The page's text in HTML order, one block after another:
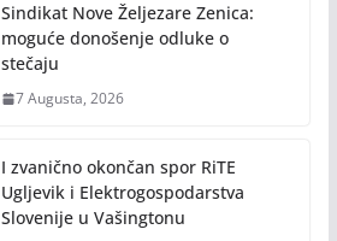
Sindikat Nove Željezare Zenica:
moguće donošenje odluke o
stečaju
7 Augusta, 2026
I zvanično okončan spor RiTE
Ugljevik i Elektrogospodarstva
Slovenije u Vašingtonu